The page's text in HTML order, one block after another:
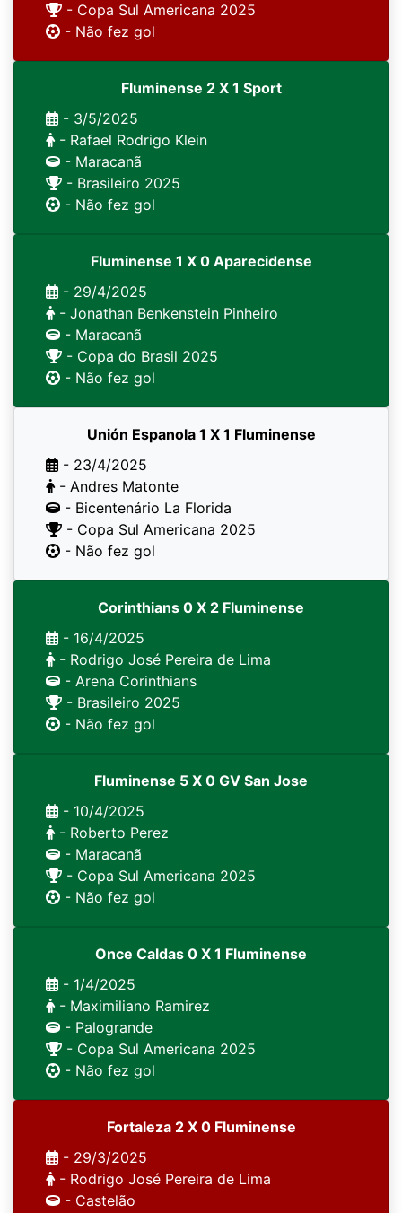
- Copa Sul Americana 2025
- Não fez gol
Fluminense 2 X 1 Sport
- 3/5/2025
- Rafael Rodrigo Klein
- Maracanã
- Brasileiro 2025
- Não fez gol
Fluminense 1 X 0 Aparecidense
- 29/4/2025
- Jonathan Benkenstein Pinheiro
- Maracanã
- Copa do Brasil 2025
- Não fez gol
Unión Espanola 1 X 1 Fluminense
- 23/4/2025
- Andres Matonte
- Bicentenário La Florida
- Copa Sul Americana 2025
- Não fez gol
Corinthians 0 X 2 Fluminense
- 16/4/2025
- Rodrigo José Pereira de Lima
- Arena Corinthians
- Brasileiro 2025
- Não fez gol
Fluminense 5 X 0 GV San Jose
- 10/4/2025
- Roberto Perez
- Maracanã
- Copa Sul Americana 2025
- Não fez gol
Once Caldas 0 X 1 Fluminense
- 1/4/2025
- Maximiliano Ramirez
- Palogrande
- Copa Sul Americana 2025
- Não fez gol
Fortaleza 2 X 0 Fluminense
- 29/3/2025
- Rodrigo José Pereira de Lima
- Castelão